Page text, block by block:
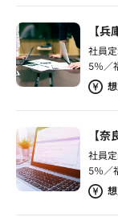
【
社員
5％／
【
社員
5％／